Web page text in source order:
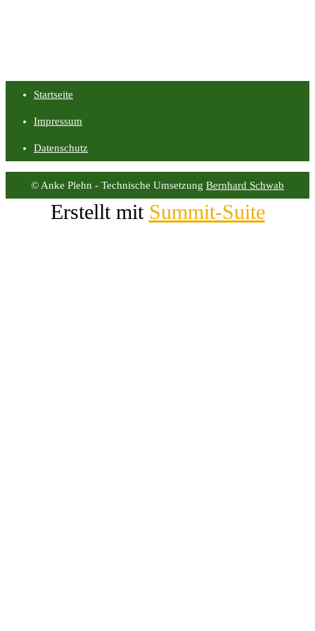
Startseite
Impressum
Datenschutz
© Anke Plehn - Technische Umsetzung Bernhard Schwab
Erstellt mit Summit-Suite